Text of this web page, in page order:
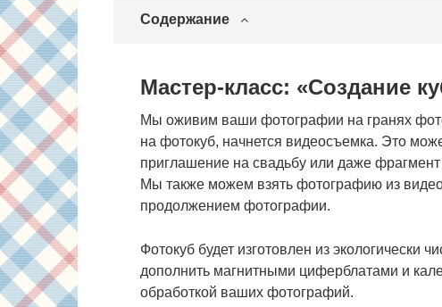
Содержание
Мастер-класс: «Создание
Мы оживим ваши фотографии на гранях
на фотокуб, начнется видеосъемка. Это
приглашение на свадьбу или даже
Мы также можем взять фотографию из
продолжением фотографии.
Фотокуб будет изготовлен из экологически
дополнить магнитными циферблатами и
обработкой ваших фотографий.